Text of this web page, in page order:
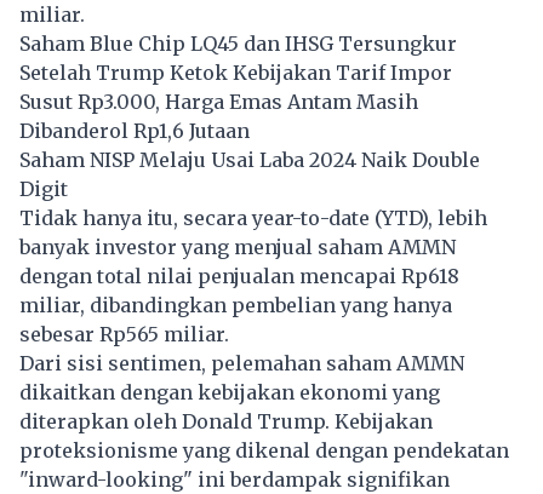
miliar.
Saham Blue Chip LQ45 dan IHSG Tersungkur
Setelah Trump Ketok Kebijakan Tarif Impor
Susut Rp3.000, Harga Emas Antam Masih
Dibanderol Rp1,6 Jutaan
Saham NISP Melaju Usai Laba 2024 Naik Double
Digit
Tidak hanya itu, secara year-to-date (YTD), lebih
banyak investor yang menjual saham AMMN
dengan total nilai penjualan mencapai Rp618
miliar, dibandingkan pembelian yang hanya
sebesar Rp565 miliar.
Dari sisi sentimen, pelemahan saham AMMN
dikaitkan dengan kebijakan ekonomi yang
diterapkan oleh Donald Trump. Kebijakan
proteksionisme yang dikenal dengan pendekatan
"inward-looking" ini berdampak signifikan